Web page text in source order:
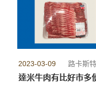
2023-03-09 路卡斯特
達米牛肉有比好市多